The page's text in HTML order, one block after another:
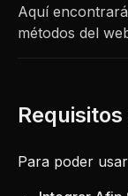
Aquí
métodos del
Para poder